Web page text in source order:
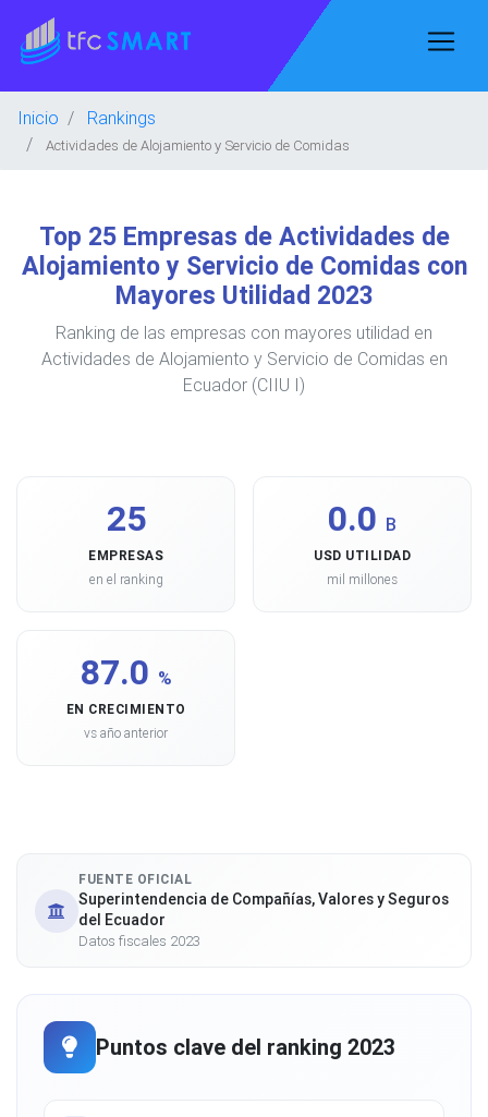
Inicio Rankings
Actividades de Alojamiento y Servicio de Comidas
Top 25 Empresas de Actividades de
Alojamiento y Servicio de Comidas con
Mayores Utilidad 2023
Ranking de las empresas con mayores utilidad en
Actividades de Alojamiento y Servicio de Comidas en
Ecuador (CIIU I)
25
EMPRESAS
en el ranking
0.0 B
USD UTILIDAD
mil millones
87.0 %
EN CRECIMIENTO
vs año anterior
FUENTE OFICIAL
Superintendencia de Compañías, Valores y Seguros
del Ecuador
Datos fiscales 2023
Puntos clave del ranking 2023